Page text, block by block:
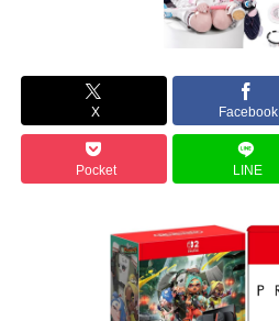
X Facebook
Pocket LINE